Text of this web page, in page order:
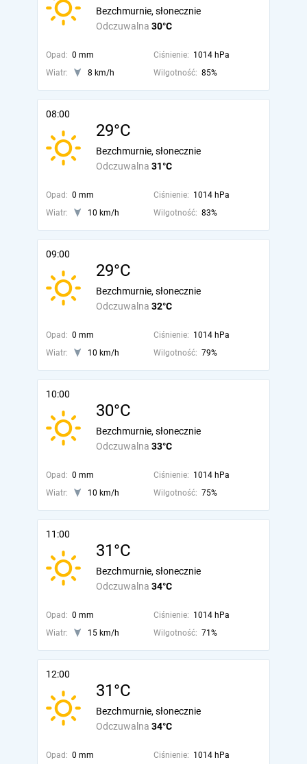
Odczuwalna 30°C
Bezchmurnie, słonecznie
Opad: 0 mm Ciśnienie: 1014 hPa
Wiatr:
8 km/h Wilgotność: 85%
08:00
29°C
Odczuwalna 31°C
Bezchmurnie, słonecznie
Opad: 0 mm Ciśnienie: 1014 hPa
Wiatr:
10 km/h Wilgotność: 83%
09:00
29°C
Odczuwalna 32°C
Bezchmurnie, słonecznie
Opad: 0 mm Ciśnienie: 1014 hPa
Wiatr:
10 km/h Wilgotność: 79%
10:00
30°C
Odczuwalna 33°C
Bezchmurnie, słonecznie
Opad: 0 mm Ciśnienie: 1014 hPa
Wiatr:
10 km/h Wilgotność: 75%
11:00
31°C
Odczuwalna 34°C
Bezchmurnie, słonecznie
Opad: 0 mm Ciśnienie: 1014 hPa
Wiatr:
15 km/h Wilgotność: 71%
12:00
31°C
Odczuwalna 34°C
Bezchmurnie, słonecznie
Opad: 0 mm Ciśnienie: 1014 hPa